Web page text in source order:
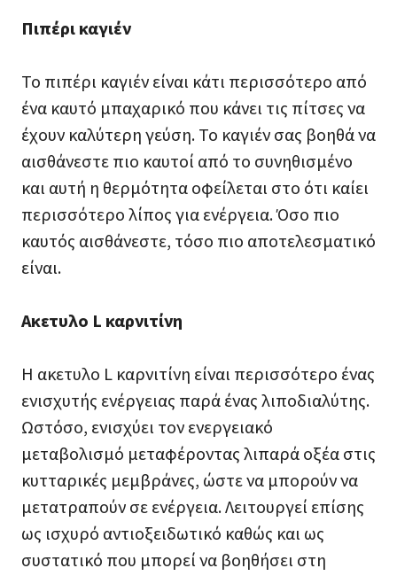
Πιπέρι καγιέν
Το πιπέρι καγιέν είναι κάτι περισσότερο από
ένα καυτό μπαχαρικό που κάνει τις πίτσες να
έχουν καλύτερη γεύση. Το καγιέν σας βοηθά να
αισθάνεστε πιο καυτοί από το συνηθισμένο
και αυτή η θερμότητα οφείλεται στο ότι καίει
περισσότερο λίπος για ενέργεια. Όσο πιο
καυτός αισθάνεστε, τόσο πιο αποτελεσματικό
είναι.
Ακετυλο L καρνιτίνη
Η ακετυλο L καρνιτίνη είναι περισσότερο ένας
ενισχυτής ενέργειας παρά ένας λιποδιαλύτης.
Ωστόσο, ενισχύει τον ενεργειακό
μεταβολισμό μεταφέροντας λιπαρά οξέα στις
κυτταρικές μεμβράνες, ώστε να μπορούν να
μετατραπούν σε ενέργεια. Λειτουργεί επίσης
ως ισχυρό αντιοξειδωτικό καθώς και ως
συστατικό που μπορεί να βοηθήσει στη